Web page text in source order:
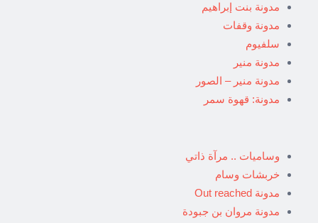
مدونة بنت إبراهيم
مدونة وقفات
سلفيوم
مدونة منير
مدونة منير – الصور
مدونة: قهوة سمر
وساميات .. مرآة ذاتي
خربشات وسام
مدونة Out reached
مدونة مروان بن جبودة